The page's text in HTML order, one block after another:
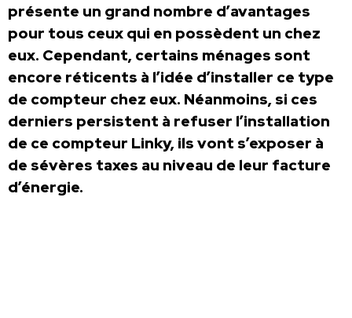
présente un grand nombre d’avantages
pour tous ceux qui en possèdent un chez
eux. Cependant, certains ménages sont
encore réticents à l’idée d’installer ce type
de compteur chez eux. Néanmoins, si ces
derniers persistent à refuser l’installation
de ce compteur Linky, ils vont s’exposer à
de sévères taxes au niveau de leur facture
d’énergie.